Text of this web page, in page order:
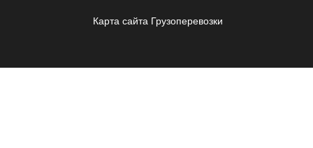
Карта сайта Грузоперевозки